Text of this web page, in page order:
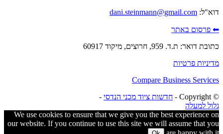
דוא"ל: dani.steinmann@gmail.com
⬅ פרסום באתר
כתובת דואר: ת.ד. 959, חרוצים, מיקוד 60917
מדיניות פרטיות
Compare Business Services
© ‫Copyright -
חדשות ציוד מכני הנדסי -
גלול למעלה
We use cookies to ensure that we give you the best experience on
our website. If you continue to use this site we will assume that you